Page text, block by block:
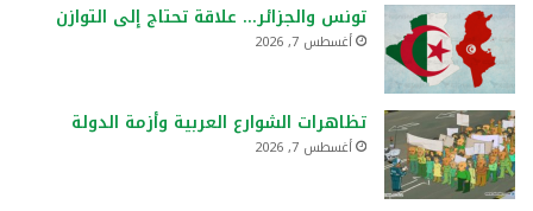
تونس والجزائر… علاقة تحتاج إلى التوازن
أغسطس 7, 2026
تظاهرات الشوارع العربية وأزمة الدولة
أغسطس 7, 2026